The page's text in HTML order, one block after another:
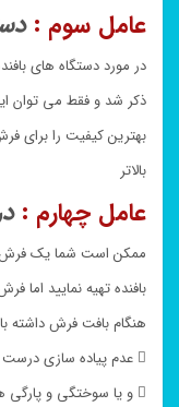
عامل سوم :
در مورد دستگاه های
ذکر شد و فقط می توان
بهترین کیفیت را برای
بالاتر
عامل چهارم :
ممکن است شما یک فرش با
بافنده تهیه نمایید
هنگام بافت فرش داشته
 عدم پیاده سازی درست نقشه فرش
 و یا سوختگی و پارگی هنگاه بافت فرش